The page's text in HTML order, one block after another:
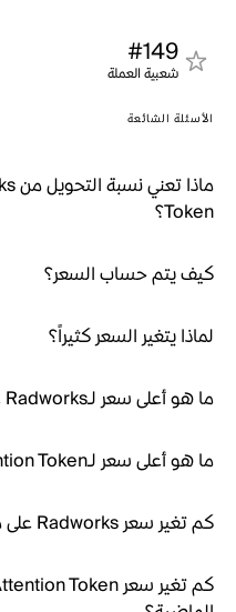
#149
شعبية العملة
الأسئلة الشائعة
Token؟
كيف يتم حساب السعر؟
لماذا يتغير السعر كثيراً؟
ما هو أعلى سعر لـRadworks على الإطلاق؟
ما هو أعلى سعر لـBasic Attention Token على الإطلاق؟
كم تغير سعر Radworks على مدار الفترة الماضية؟